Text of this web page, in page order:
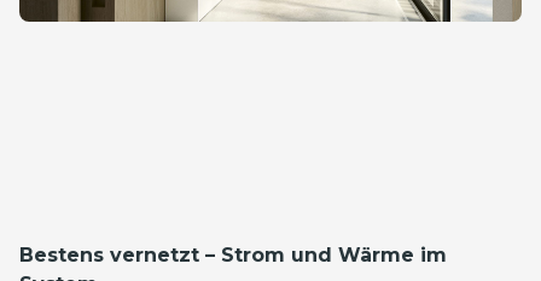
Bestens vernetzt – Strom und Wärme im